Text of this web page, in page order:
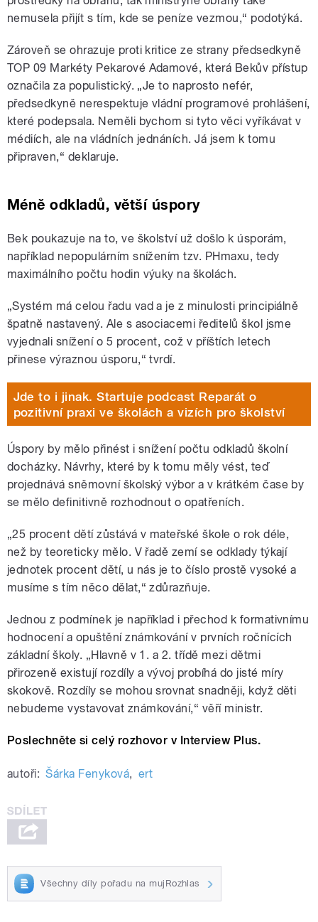
nemusela přijít s tím, kde se peníze vezmou,“ podotýká.
Zároveň se ohrazuje proti kritice ze strany předsedkyně
TOP 09 Markéty Pekarové Adamové, která Bekův přístup
označila za populistický. „Je to naprosto nefér,
předsedkyně nerespektuje vládní programové prohlášení,
které podepsala. Neměli bychom si tyto věci vyříkávat v
médiích, ale na vládních jednáních. Já jsem k tomu
připraven,“ deklaruje.
Méně odkladů, větší úspory
Bek poukazuje na to, ve školství už došlo k úsporám,
například nepopulárním snížením tzv. PHmaxu, tedy
maximálního počtu hodin výuky na školách.
„Systém má celou řadu vad a je z minulosti principiálně
špatně nastavený. Ale s asociacemi ředitelů škol jsme
vyjednali snížení o 5 procent, což v příštích letech
přinese výraznou úsporu,“ tvrdí.
Jde to i jinak. Startuje podcast Reparát o
pozitivní praxi ve školách a vizích pro školství
Úspory by mělo přinést i snížení počtu odkladů školní
docházky. Návrhy, které by k tomu měly vést, teď
projednává sněmovní školský výbor a v krátkém čase by
se mělo definitivně rozhodnout o opatřeních.
„25 procent dětí zůstává v mateřské škole o rok déle,
než by teoreticky mělo. V řadě zemí se odklady týkají
jednotek procent dětí, u nás je to číslo prostě vysoké a
musíme s tím něco dělat,“ zdůrazňuje.
Jednou z podmínek je například i přechod k formativnímu
hodnocení a opuštění známkování v prvních ročnících
základní školy. „Hlavně v 1. a 2. třídě mezi dětmi
přirozeně existují rozdíly a vývoj probíhá do jisté míry
skokově. Rozdíly se mohou srovnat snadněji, když děti
nebudeme vystavovat známkování,“ věří ministr.
Poslechněte si celý rozhovor v Interview Plus.
autoři: Šárka Fenyková, ert
Všechny díly pořadu na mujRozhlas